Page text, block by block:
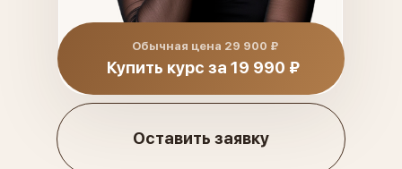
Оставить заявку
Купить курс за 19 990 ₽
Обычная цена 29 900 ₽